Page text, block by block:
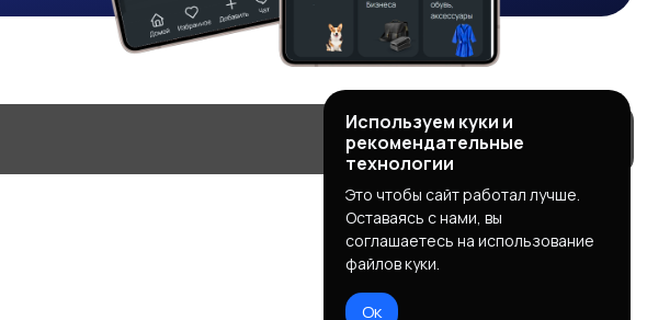
Используем куки и
рекомендательные
технологии
Это чтобы сайт работал лучше.
Оставаясь с нами, вы
соглашаетесь на использование
файлов куки.
Ок